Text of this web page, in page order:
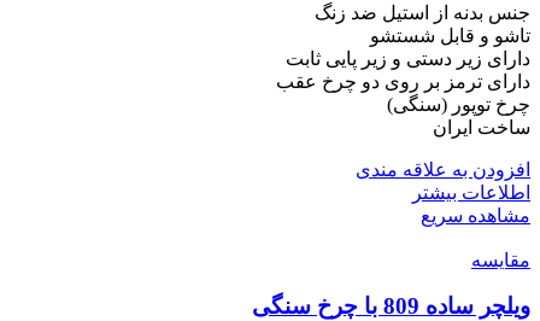
جنس بدنه از استیل ضد زنگ
تاشو و قابل شستشو
دارای زیر دستی و زیر پایی ثابت
دارای ترمز بر روی دو چرخ عقب
چرخ توپور (سنگی)
ساخت ایران
افزودن به علاقه مندی
اطلاعات بیشتر
مشاهده سریع
مقایسه
ویلچر ساده 809 با چرخ سنگی